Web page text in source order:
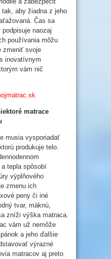
aby žiadna z jeho
Čas sa
naozaj
používania môžu
zmeniť svoje
inovatívnym
vám nič
matrace
musia vysporiadať
produkuje telo.
tepla spôsobí
výplňového
zmenu ich
peny či iné
tvar, mäknú,
zníži výška matraca.
vám už nemôže
a jeho ďalšie
výrazné
matracov aj preto